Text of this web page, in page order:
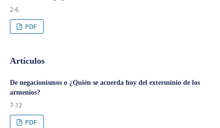
2-6
PDF
Artículos
De negacionismos o ¿Quién se acuerda hoy del exterminio de los
armenios?
7-12
PDF